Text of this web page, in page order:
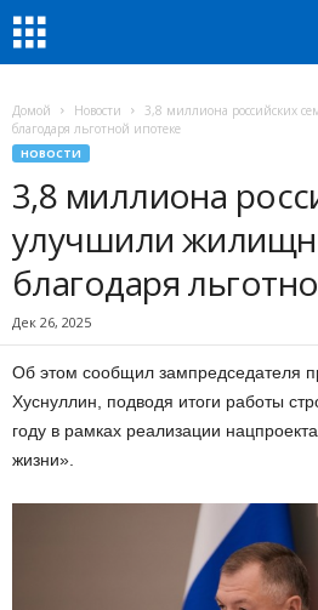
Домой Новости
3,8 миллиона российских
благодаря льготной ипотеке
НОВОСТИ
3,8 миллиона
улучшили
благодаря
Дек 26, 2025
Об этом сообщил зампредседателя
Хуснуллин, подводя итоги работы
году в рамках реализации
жизни».